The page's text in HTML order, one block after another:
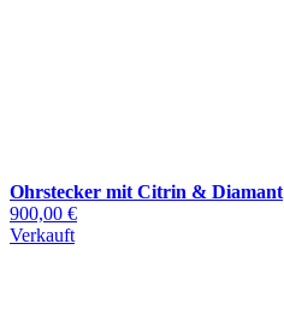
Ohrstecker mit Citrin & Diamant
900,00 €
Verkauft